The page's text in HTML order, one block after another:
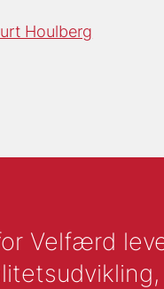
Houlberg
Velfærd